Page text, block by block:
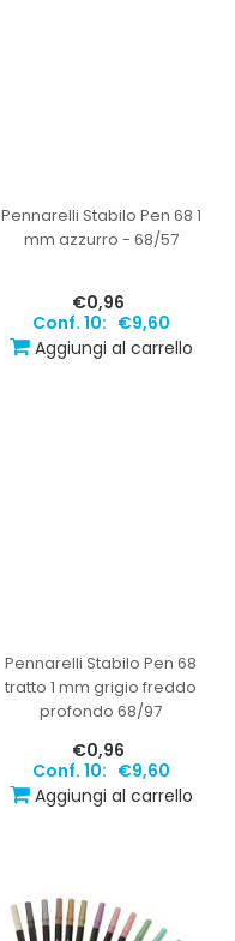
Pennarelli Stabilo Pen 68 1
mm azzurro - 68/57
€0,96
Conf. 10: €9,60
Aggiungi al carrello
Pennarelli Stabilo Pen 68
tratto 1 mm grigio freddo
profondo 68/97
€0,96
Conf. 10: €9,60
Aggiungi al carrello